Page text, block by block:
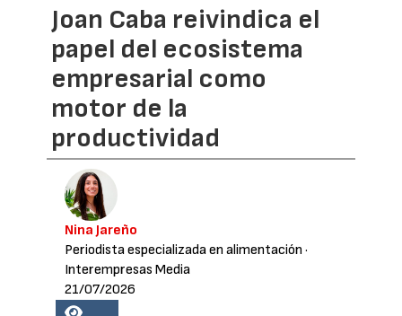
Joan Caba reivindica el
papel del ecosistema
empresarial como
motor de la
productividad
Nina Jareño
Periodista especializada en alimentación ·
Interempresas Media
21/07/2026